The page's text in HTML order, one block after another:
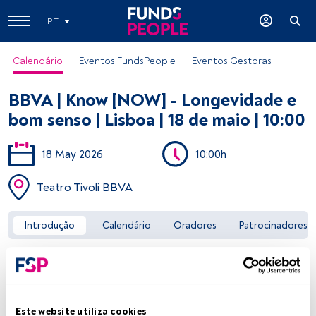
Este website utiliza cookies
PT
Calendário Eventos FundsPeople Eventos Gestoras
BBVA | Know [NOW] - Longevidade e
bom senso | Lisboa | 18 de maio | 10:00
18 May 2026 10:00h
Teatro Tivoli BBVA
Introdução Calendário Oradores Patrocinadores